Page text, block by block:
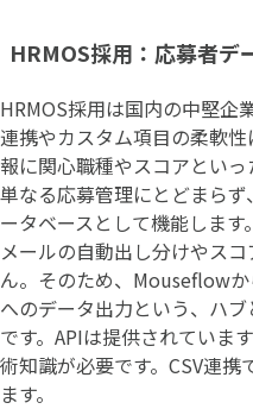
HRMOS採用：応募者デ
HRMOS採用は国内の中堅企
連携やカスタム項目の柔軟
報に関心職種やスコアといっ
単なる応募管理にとどまら
ータベースとして機能しま
メールの自動出し分けやス
ん。そのため、Mouseflow
へのデータ出力という、ハ
です。APIは提供されていま
術知識が必要です。CSV連
ます。